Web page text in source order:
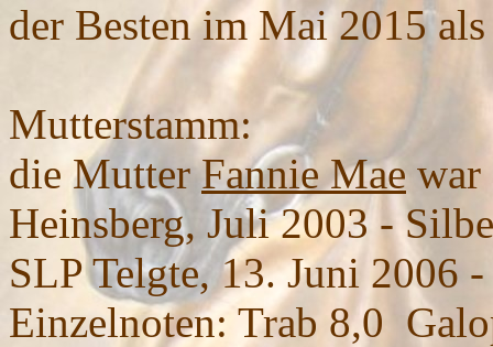
der Besten im Mai 2015
Mutterstamm:
die MutterFannie Mae war
Heinsberg, Juli 2003 -
SLP Telgte, 13. Juni 2006
Einzelnoten: Trab 8,0